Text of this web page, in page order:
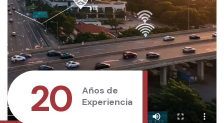
20
Años de
Experiencia